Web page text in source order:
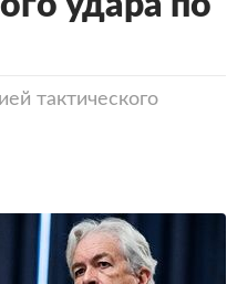
тактического